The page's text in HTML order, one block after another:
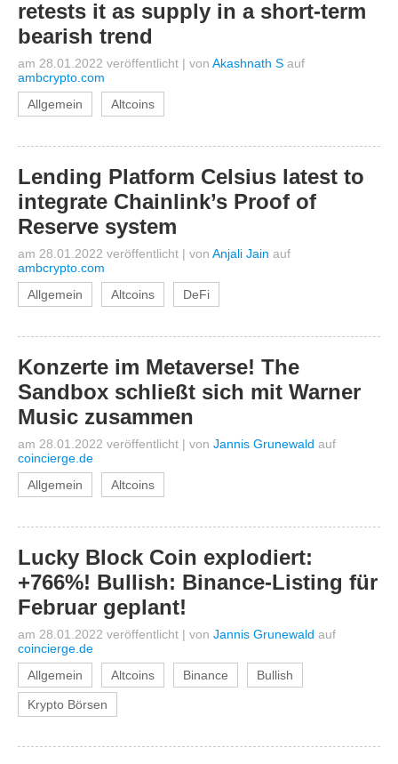
retests it as supply in a short-term
bearish trend
am 28.01.2022 veröffentlicht | von Akashnath S auf
ambcrypto.com
Allgemein
Altcoins
Lending Platform Celsius latest to
integrate Chainlink’s Proof of
Reserve system
am 28.01.2022 veröffentlicht | von Anjali Jain auf
ambcrypto.com
Allgemein
Altcoins DeFi
Konzerte im Metaverse! The
Sandbox schließt sich mit Warner
Music zusammen
am 28.01.2022 veröffentlicht | von Jannis Grunewald auf
coincierge.de
Allgemein
Altcoins
Lucky Block Coin explodiert:
+766%! Bullish: Binance-Listing für
Februar geplant!
am 28.01.2022 veröffentlicht | von Jannis Grunewald auf
coincierge.de
Allgemein
Altcoins Binance Bullish
Krypto Börsen